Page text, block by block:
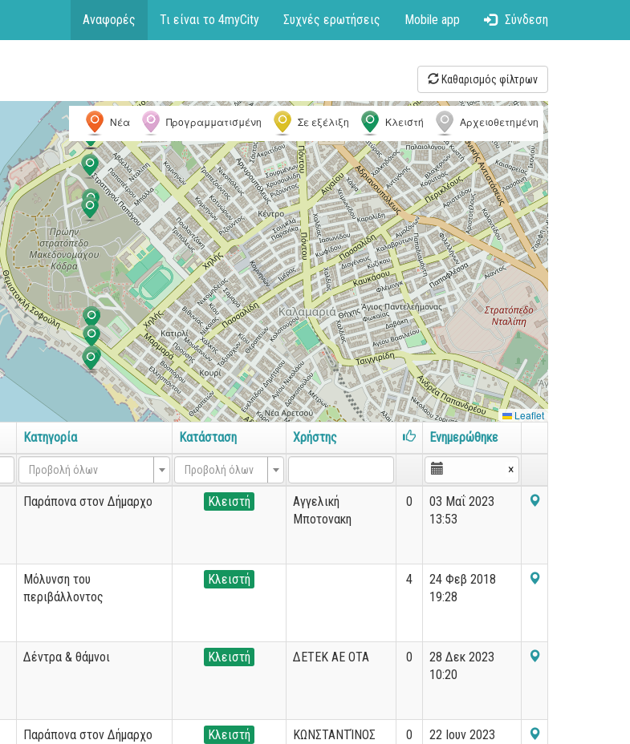
Αναφορές Τι είναι το 4myCity Συχνές ερωτήσεις Mobile app Σύνδεση
Καθαρισμός φίλτρων
Νέα Προγραμματισμένη Σε εξέλιξη Κλειστή Αρχειοθετημένη
Leaflet
Κατηγορία Κατάσταση Χρήστης Ενημερώθηκε
Προβολή όλων Προβολή όλων ×
Παράπονα στον Δήμαρχο Κλειστή
Αγγελική
Μποτονακη
0
03 Μαΐ 2023
13:53
Μόλυνση του
περιβάλλοντος
Κλειστή 4
24 Φεβ 2018
19:28
Δέντρα & θάμνοι Κλειστή ΔΕΤΕΚ ΑΕ ΟΤΑ 0
28 Δεκ 2023
10:20
Παράπονα στον Δήμαρχο Κλειστή
ΚΩΝΣΤΑΝΤΊΝΟΣ
0
22 Ιουν 2023